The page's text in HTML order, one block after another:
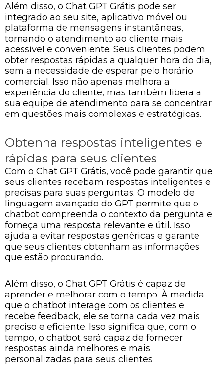
Além disso, o Chat GPT Grátis pode ser
integrado ao seu site, aplicativo móvel ou
plataforma de mensagens instantâneas,
tornando o atendimento ao cliente mais
acessível e conveniente. Seus clientes podem
obter respostas rápidas a qualquer hora do dia,
sem a necessidade de esperar pelo horário
comercial. Isso não apenas melhora a
experiência do cliente, mas também libera a
sua equipe de atendimento para se concentrar
em questões mais complexas e estratégicas.
Obtenha respostas inteligentes e
rápidas para seus clientes
Com o Chat GPT Grátis, você pode garantir que
seus clientes recebam respostas inteligentes e
precisas para suas perguntas. O modelo de
linguagem avançado do GPT permite que o
chatbot compreenda o contexto da pergunta e
forneça uma resposta relevante e útil. Isso
ajuda a evitar respostas genéricas e garante
que seus clientes obtenham as informações
que estão procurando.
Além disso, o Chat GPT Grátis é capaz de
aprender e melhorar com o tempo. À medida
que o chatbot interage com os clientes e
recebe feedback, ele se torna cada vez mais
preciso e eficiente. Isso significa que, com o
tempo, o chatbot será capaz de fornecer
respostas ainda melhores e mais
personalizadas para seus clientes.